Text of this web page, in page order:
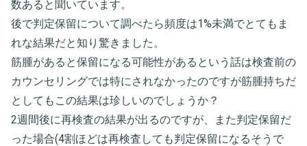
数あると聞いています。
後で判定保留について調べたら頻度は1%未満でとてもま
れな結果だと知り驚きました。
筋腫があると保留になる可能性があるという話は検査前の
カウンセリングでは特にされなかったのですが筋腫持ちだ
としてもこの結果は珍しいのでしょうか？
2週間後に再検査の結果が出るのですが、また判定保留だ
った場合(4割ほどは再検査しても判定保留になるそうで